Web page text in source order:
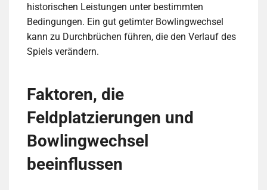
historischen Leistungen unter bestimmten
Bedingungen. Ein gut getimter Bowlingwechsel
kann zu Durchbrüchen führen, die den Verlauf des
Spiels verändern.
Faktoren, die
Feldplatzierungen und
Bowlingwechsel
beeinflussen